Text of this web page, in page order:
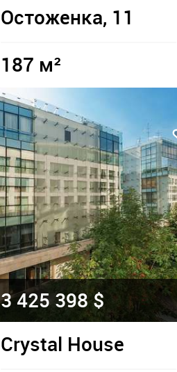
Остоженка, 11
187 м²
3 425 398 $
Crystal House